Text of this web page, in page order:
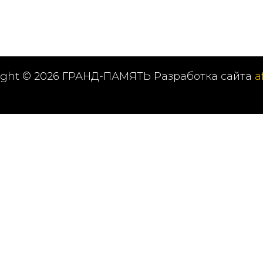
© 2026 ГРАНД-ПАМЯТЬ Разработка сайта